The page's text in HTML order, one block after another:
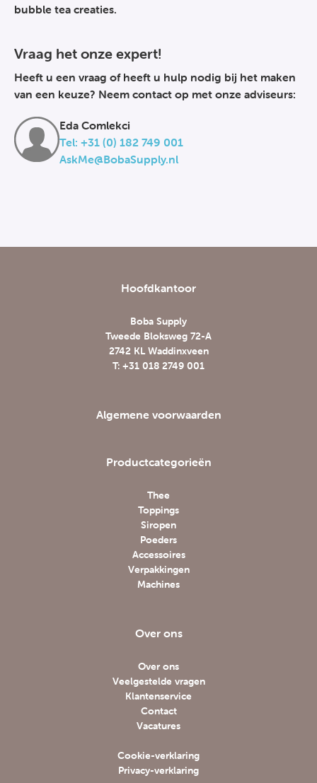
bubble tea creaties.
Vraag het onze expert!
Heeft u een vraag of heeft u hulp nodig bij het maken
van een keuze? Neem contact op met onze adviseurs:
Eda Comlekci
Tel: +31 (0) 182 749 001
AskMe@BobaSupply.nl
Hoofdkantoor
Boba Supply
Tweede Bloksweg 72-A
2742 KL Waddinxveen
T: +31 018 2749 001
Algemene voorwaarden
Productcategorieën
Thee
Toppings
Siropen
Poeders
Accessoires
Verpakkingen
Machines
Over ons
Over ons
Veelgestelde vragen
Klantenservice
Contact
Vacatures
Cookie-verklaring
Privacy-verklaring